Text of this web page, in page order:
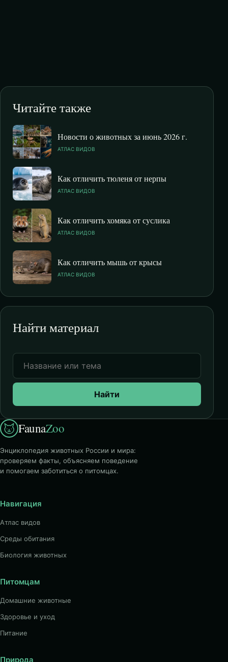
Читайте также
Новости о животных за июнь 2026 г.
АТЛАС ВИДОВ
Как отличить тюленя от нерпы
АТЛАС ВИДОВ
Как отличить хомяка от суслика
АТЛАС ВИДОВ
Как отличить мышь от крысы
АТЛАС ВИДОВ
Найти материал
Найти
FaunaZoo
Энциклопедия животных России и мира:
проверяем факты, объясняем поведение
и помогаем заботиться о питомцах.
Навигация
Атлас видов
Среды обитания
Биология животных
Питомцам
Домашние животные
Здоровье и уход
Питание
Природа